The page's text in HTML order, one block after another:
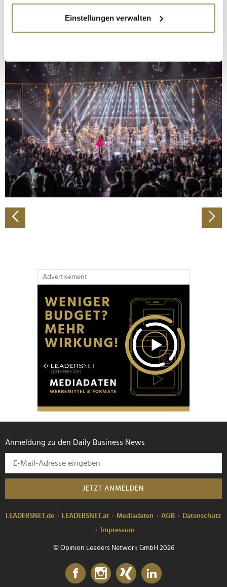
Informationen über Ihre geografische Lage
erfassen, welche bis auf einige Meter genau sein
bestimmten Merkmalen (Fingerprinting) identifizieren
Erfahren Sie mehr darüber, wie Ihre persönlichen Daten
verarbeitet werden, und legen Sie Ihre Präferenzen im
Abschnitt Einzelheitenfest.
Wir verwenden Cookies, um Inhalte und Anzeigen zu
personalisieren, Funktionen für soziale Medien anbieten
zu können und die Zugriffe auf unsere Website zu
analysieren. Außerdem geben wir Informationen zu Ihrer
Verwendung unserer Website an unsere Partner für
soziale Medien, Werbung und Analysen weiter. Unsere
Partner führen diese Informationen möglicherweise mit
weiteren Daten zusammen, die Sie ihnen bereitgestellt
Einstellungen verwalten
Advertisement
Anmeldung zu den Daily Business News
JETZT ANMELDEN
LEADERSNET.de LEADERSNET.at Mediadaten AGB
Datenschutz
Impressum
© Opinion Leaders Network GmbH 2026